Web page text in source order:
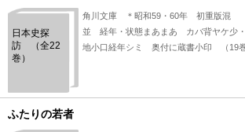
日本史探
訪 （全22
巻）
角川文庫 ＊昭和59・60年 初重版混
並 経年・状態まあまあ カバ背ヤケ少
地小口経年シミ 奥付に蔵書小印 （19
ふたりの若者